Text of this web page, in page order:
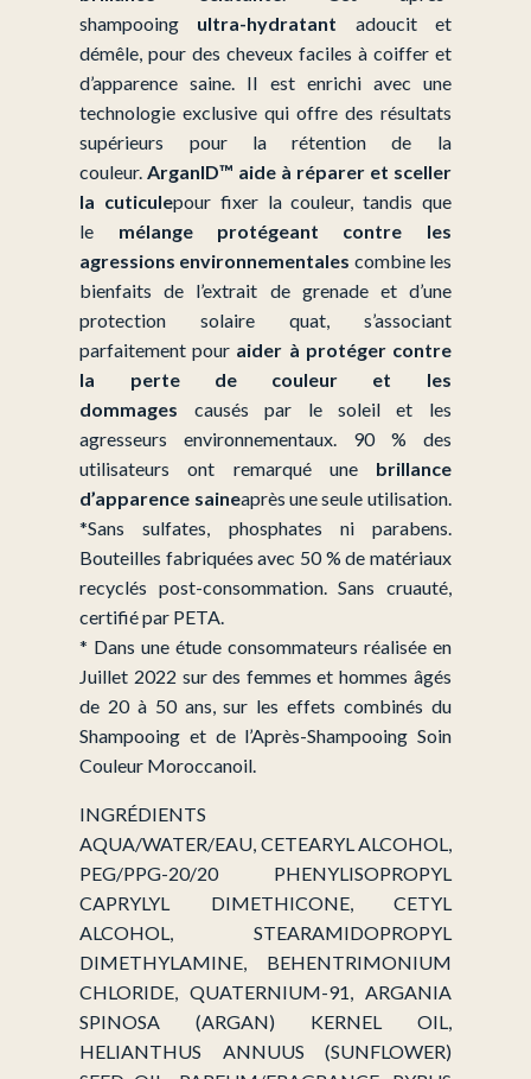
shampooing ultra-hydratant adoucit et
démêle, pour des cheveux faciles à coiffer et
d’apparence saine. Il est enrichi avec une
technologie exclusive qui offre des résultats
supérieurs pour la rétention de la
couleur. ArganID™ aide à réparer et sceller
la cuticulepour fixer la couleur, tandis que
le mélange protégeant contre les
agressions environnementales combine les
bienfaits de l’extrait de grenade et d’une
protection solaire quat, s’associant
parfaitement pour aider à protéger contre
la perte de couleur et les
dommages causés par le soleil et les
agresseurs environnementaux. 90 % des
utilisateurs ont remarqué une brillance
d’apparence saineaprès une seule utilisation.
*Sans sulfates, phosphates ni parabens.
Bouteilles fabriquées avec 50 % de matériaux
recyclés post-consommation. Sans cruauté,
certifié par PETA.
* Dans une étude consommateurs réalisée en
Juillet 2022 sur des femmes et hommes âgés
de 20 à 50 ans, sur les effets combinés du
Shampooing et de l’Après-Shampooing Soin
Couleur Moroccanoil.
INGRÉDIENTS
AQUA/WATER/EAU, CETEARYL ALCOHOL,
PEG/PPG-20/20 PHENYLISOPROPYL
CAPRYLYL DIMETHICONE, CETYL
ALCOHOL, STEARAMIDOPROPYL
DIMETHYLAMINE, BEHENTRIMONIUM
CHLORIDE, QUATERNIUM-91, ARGANIA
SPINOSA (ARGAN) KERNEL OIL,
HELIANTHUS ANNUUS (SUNFLOWER)